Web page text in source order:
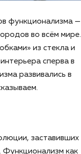
функционализма —
во всём мире.
из стекла и
сперва в
развивались в
заставивших
Функционализм как